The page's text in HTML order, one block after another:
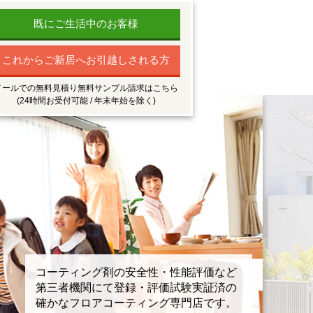
既にご生活中のお客様
これからご新居へお引越しされる方
ールでの無料見積り無料サンプル請求はこちら
(24時間お受付可能 / 年末年始を除く)
コーティング剤の安全性・性能評価など
第三者機関にて登録・評価試験実証済の
確かなフロアコーティング専門店です。